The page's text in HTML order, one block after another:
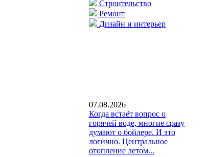
Строительство
Ремонт
Дизайн и интерьер
07.08.2026
Когда встаёт вопрос о
горячей воде, многие сразу
думают о бойлере. И это
логично. Центральное
отопление летом...